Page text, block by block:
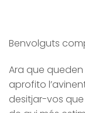
Benvolguts
Ara que
aprofito
desitjar-vos